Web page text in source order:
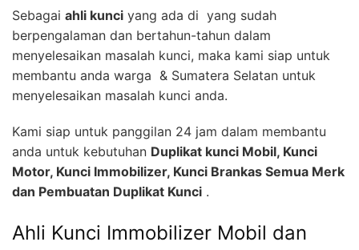
Sebagai ahli kunci yang ada di yang sudah
berpengalaman dan bertahun-tahun dalam
menyelesaikan masalah kunci, maka kami siap untuk
membantu anda warga & Sumatera Selatan untuk
menyelesaikan masalah kunci anda.
Kami siap untuk panggilan 24 jam dalam membantu
anda untuk kebutuhan Duplikat kunci Mobil, Kunci
Motor, Kunci Immobilizer, Kunci Brankas Semua Merk
dan Pembuatan Duplikat Kunci .
Ahli Kunci Immobilizer Mobil dan